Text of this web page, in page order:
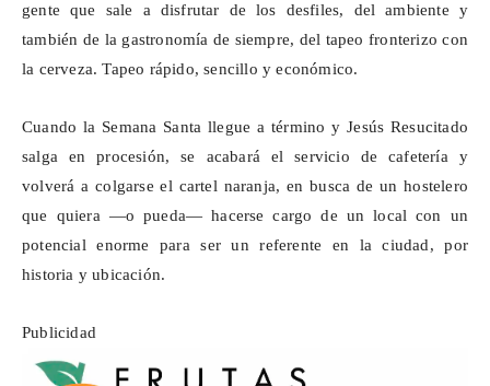
gente que sale a disfrutar de los desfiles, del ambiente y
también de la gastronomía de siempre, del tapeo fronterizo con
la cerveza. Tapeo rápido, sencillo y económico.
Cuando la Semana Santa llegue a término y Jesús Resucitado
salga en procesión, se acabará el servicio de cafetería y
volverá a colgarse el cartel naranja, en busca de un hostelero
que quiera —o pueda— hacerse cargo de un local con un
potencial enorme para ser un referente en la ciudad, por
historia y ubicación.
Publicidad